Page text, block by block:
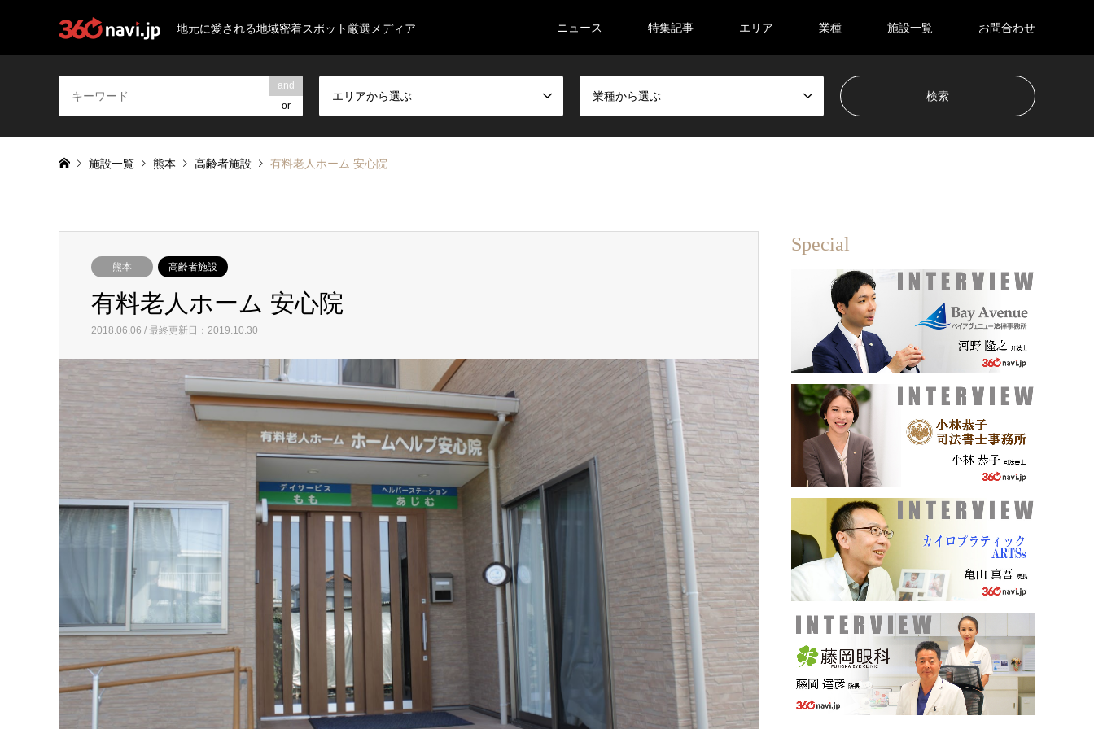
地元に愛される地域密着スポット厳選メディア ニュース 特集記事 エリア 業種 施設一覧 お問合わせ
and
or
エリアから選ぶ 業種から選ぶ
施設一覧 熊本 高齢者施設 有料老人ホーム 安心院
熊本 高齢者施設
有料老人ホーム 安心院
2018.06.06 / 最終更新日：2019.10.30
Special